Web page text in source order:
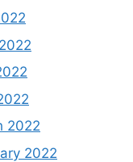
2022
2022